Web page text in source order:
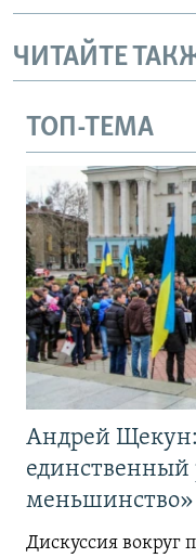
ЧИТАЙТЕ
ТОП-ТЕМА
Андрей
единственный
меньшинство»
Дискуссия вокруг